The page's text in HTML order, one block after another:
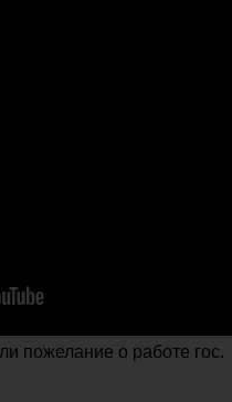
пожелание о работе гос.